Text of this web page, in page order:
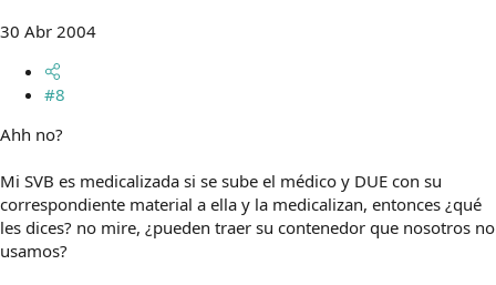
30 Abr 2004
#8
Ahh no?
Mi SVB es medicalizada si se sube el médico y DUE con su
correspondiente material a ella y la medicalizan, entonces ¿qué
les dices? no mire, ¿pueden traer su contenedor que nosotros no
usamos?